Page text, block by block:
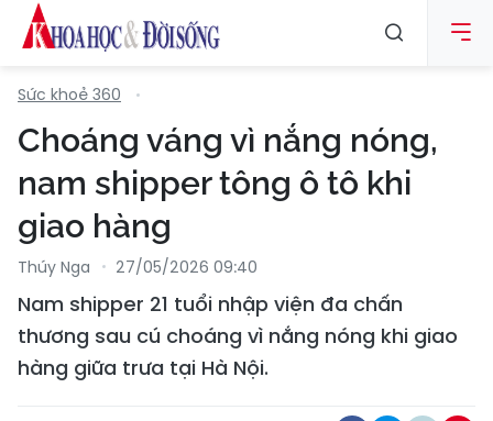
Sức khoẻ 360
Choáng váng vì nắng nóng,
nam shipper tông ô tô khi
giao hàng
Thúy Nga 27/05/2026 09:40
Nam shipper 21 tuổi nhập viện đa chấn
thương sau cú choáng vì nắng nóng khi giao
hàng giữa trưa tại Hà Nội.